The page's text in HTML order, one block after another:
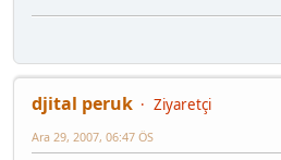
djital peruk
Ziyaretçi
Ara 29, 2007, 06:47 ÖS